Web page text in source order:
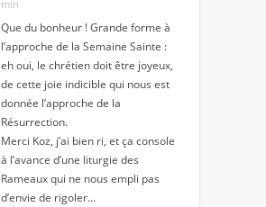
min
Que du bonheur ! Grande forme à
l’approche de la Semaine Sainte :
eh oui, le chrétien doit être joyeux,
de cette joie indicible qui nous est
donnée l’approche de la
Résurrection.
Merci Koz, j’ai bien ri, et ça console
à l’avance d’une liturgie des
Rameaux qui ne nous empli pas
d’envie de rigoler…